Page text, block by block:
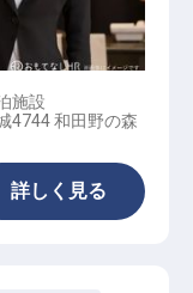
施設
4744 和田野の森
詳しく見る